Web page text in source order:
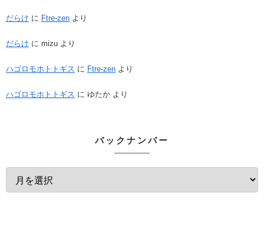
だらけ に Ftre-zen より
だらけ に mizu より
ハゴロモホトトギス に Ftre-zen より
ハゴロモホトトギス に ゆたか より
バックナンバー